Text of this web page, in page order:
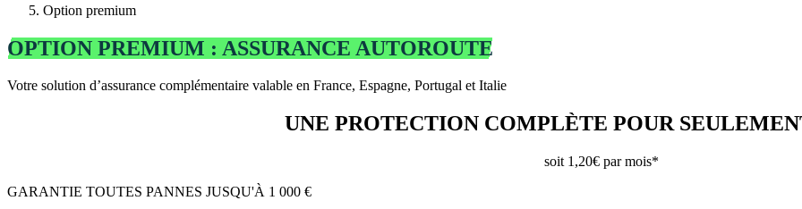
Option premium
OPTION PREMIUM : ASSURANCE AUTOROUTE
Votre solution d’assurance complémentaire valable en France, Espagne, Portugal et Italie
UNE PROTECTION COMPLÈTE POUR
soit 1,20€ par mois*
GARANTIE TOUTES PANNES JUSQU'À 1 000 €